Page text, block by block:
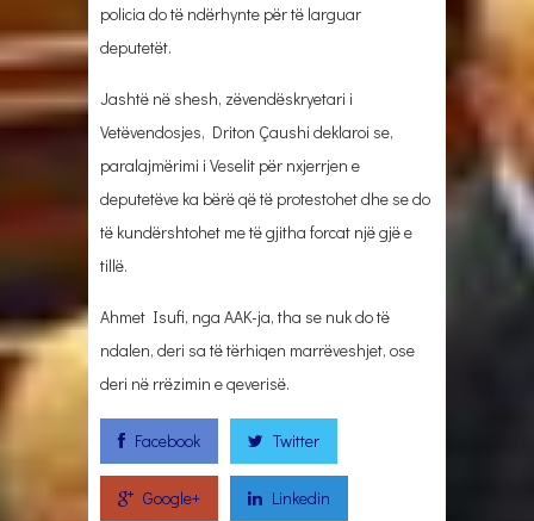
policia do të ndërhynte për të larguar
deputetët.
Jashtë në shesh, zëvendëskryetari i
Vetëvendosjes, Driton Çaushi deklaroi se,
paralajmërimi i Veselit për nxjerrjen e
deputetëve ka bërë që të protestohet dhe se do
të kundërshtohet me të gjitha forcat një gjë e
tillë.
Ahmet Isufi, nga AAK-ja, tha se nuk do të
ndalen, deri sa të tërhiqen marrëveshjet, ose
deri në rrëzimin e qeverisë.
Facebook Twitter
Google+ Linkedin